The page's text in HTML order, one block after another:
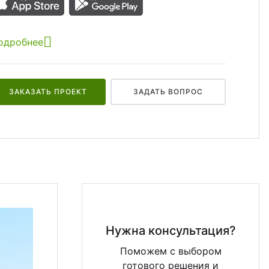
ЗАКАЗАТЬ ПРОЕКТ ЗАДАТЬ ВОПРОС
Нужна консультация?
Поможем с выбором
готового решения и